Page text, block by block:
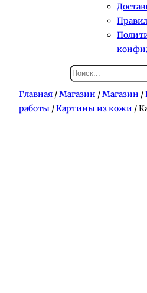
Поиск
Главная /Магазин /Магазин /
работы /Картины из кожи /